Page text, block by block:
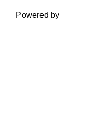
Powered by